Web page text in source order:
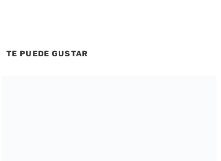
TE PUEDE GUSTAR